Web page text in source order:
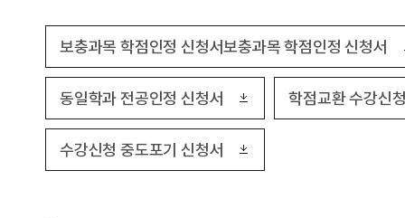
보충과목 학점인정 신청서보충과목 학점인정 신청서
동일학과 전공인정 신청서 학점교환 수강신
수강신청 중도포기 신청서